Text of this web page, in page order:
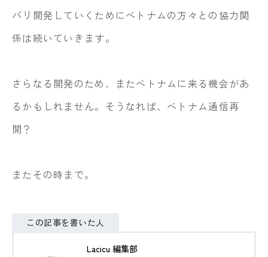
バリ開発していくためにベトナムの方々との協力関
係は続いていきます。
さらなる開発のため、またベトナムに来る機会があ
るかもしれません。そうなれば、ベトナム通信再
開？
またその時まで。
この記事を書いた人
Lacicu 編集部